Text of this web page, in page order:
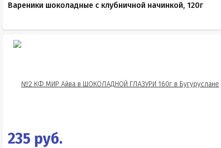
Вареники шоколадные с клубничной начинкой, 120г
235 руб.